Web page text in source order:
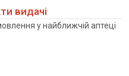
видачі
у найближчій аптеці